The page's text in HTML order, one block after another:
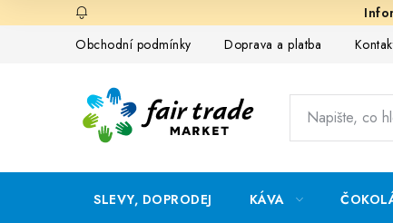
na
Obchodní podmínky
Doprava a platba
SLEVY, DOPRODEJ KÁVA